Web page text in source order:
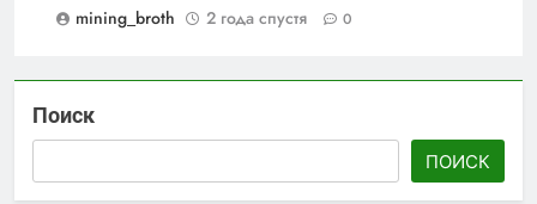
mining_broth
2 года спустя 0
Поиск
ПОИСК